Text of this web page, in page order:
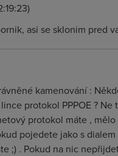
asi se sklonim pred
kamenování :
protokol PPPOE ?
protokol máte ,
pojedete jako s
;) . Pokud na nic